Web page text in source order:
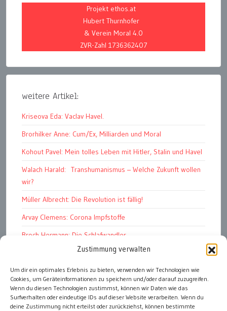
Zustimmung verwalten
Um dir ein optimales Erlebnis zu bieten, verwenden wir Technologien wie
Cookies, um Geräteinformationen zu speichern und/oder darauf zuzugreifen.
Wenn du diesen Technologien zustimmst, können wir Daten wie das
Surfverhalten oder eindeutige IDs auf dieser Website verarbeiten. Wenn du
deine Zustimmung nicht erteilst oder zurückziehst, können bestimmte
Projekt ethos.at
Hubert Thurnhofer
& Verein Moral 4.0
ZVR-Zahl 1736362407
weitere Artikel:
Kriseova Eda: Vaclav Havel.
Brorhilker Anne: Cum/Ex, Milliarden und Moral
Kohout Pavel: Mein tolles Leben mit Hitler, Stalin und Havel
Walach Harald: Transhumanismus – Welche Zukunft wollen
wir?
Müller Albrecht: Die Revolution ist fällig!
Arvay Clemens: Corona Impfstoffe
Broch Hermann: Die Schlafwandler
Kohout Pavel: Ende der Großen Ferien
Bonelli Raphael: Kopflos
Luczak Andreas: Deutschlands Energiewende